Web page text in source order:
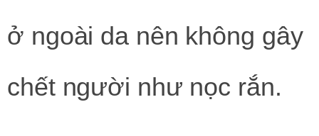
ở ngoài da nên không gây
chết người như nọc rắn.